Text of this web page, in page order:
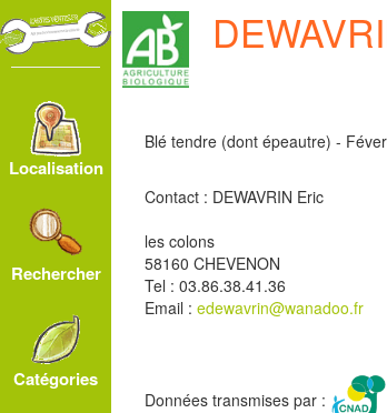
Localisation
Rechercher
Catégories
Blé tendre (dont épeautre) -
Contact : DEWAVRIN Eric
les colons
58160 CHEVENON
Tel : 03.86.38.41.36
Email : edewavrin@wanadoo.fr
Données transmises par :